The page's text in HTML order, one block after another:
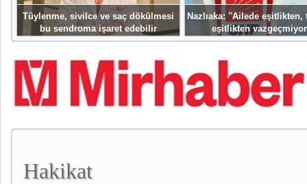
Tüylenme, sivilce ve saç dökülmesi
bu sendroma işaret edebilir
Nazlıaka: ''Ailede eşitlikten,
eşitlikten
Hakikat